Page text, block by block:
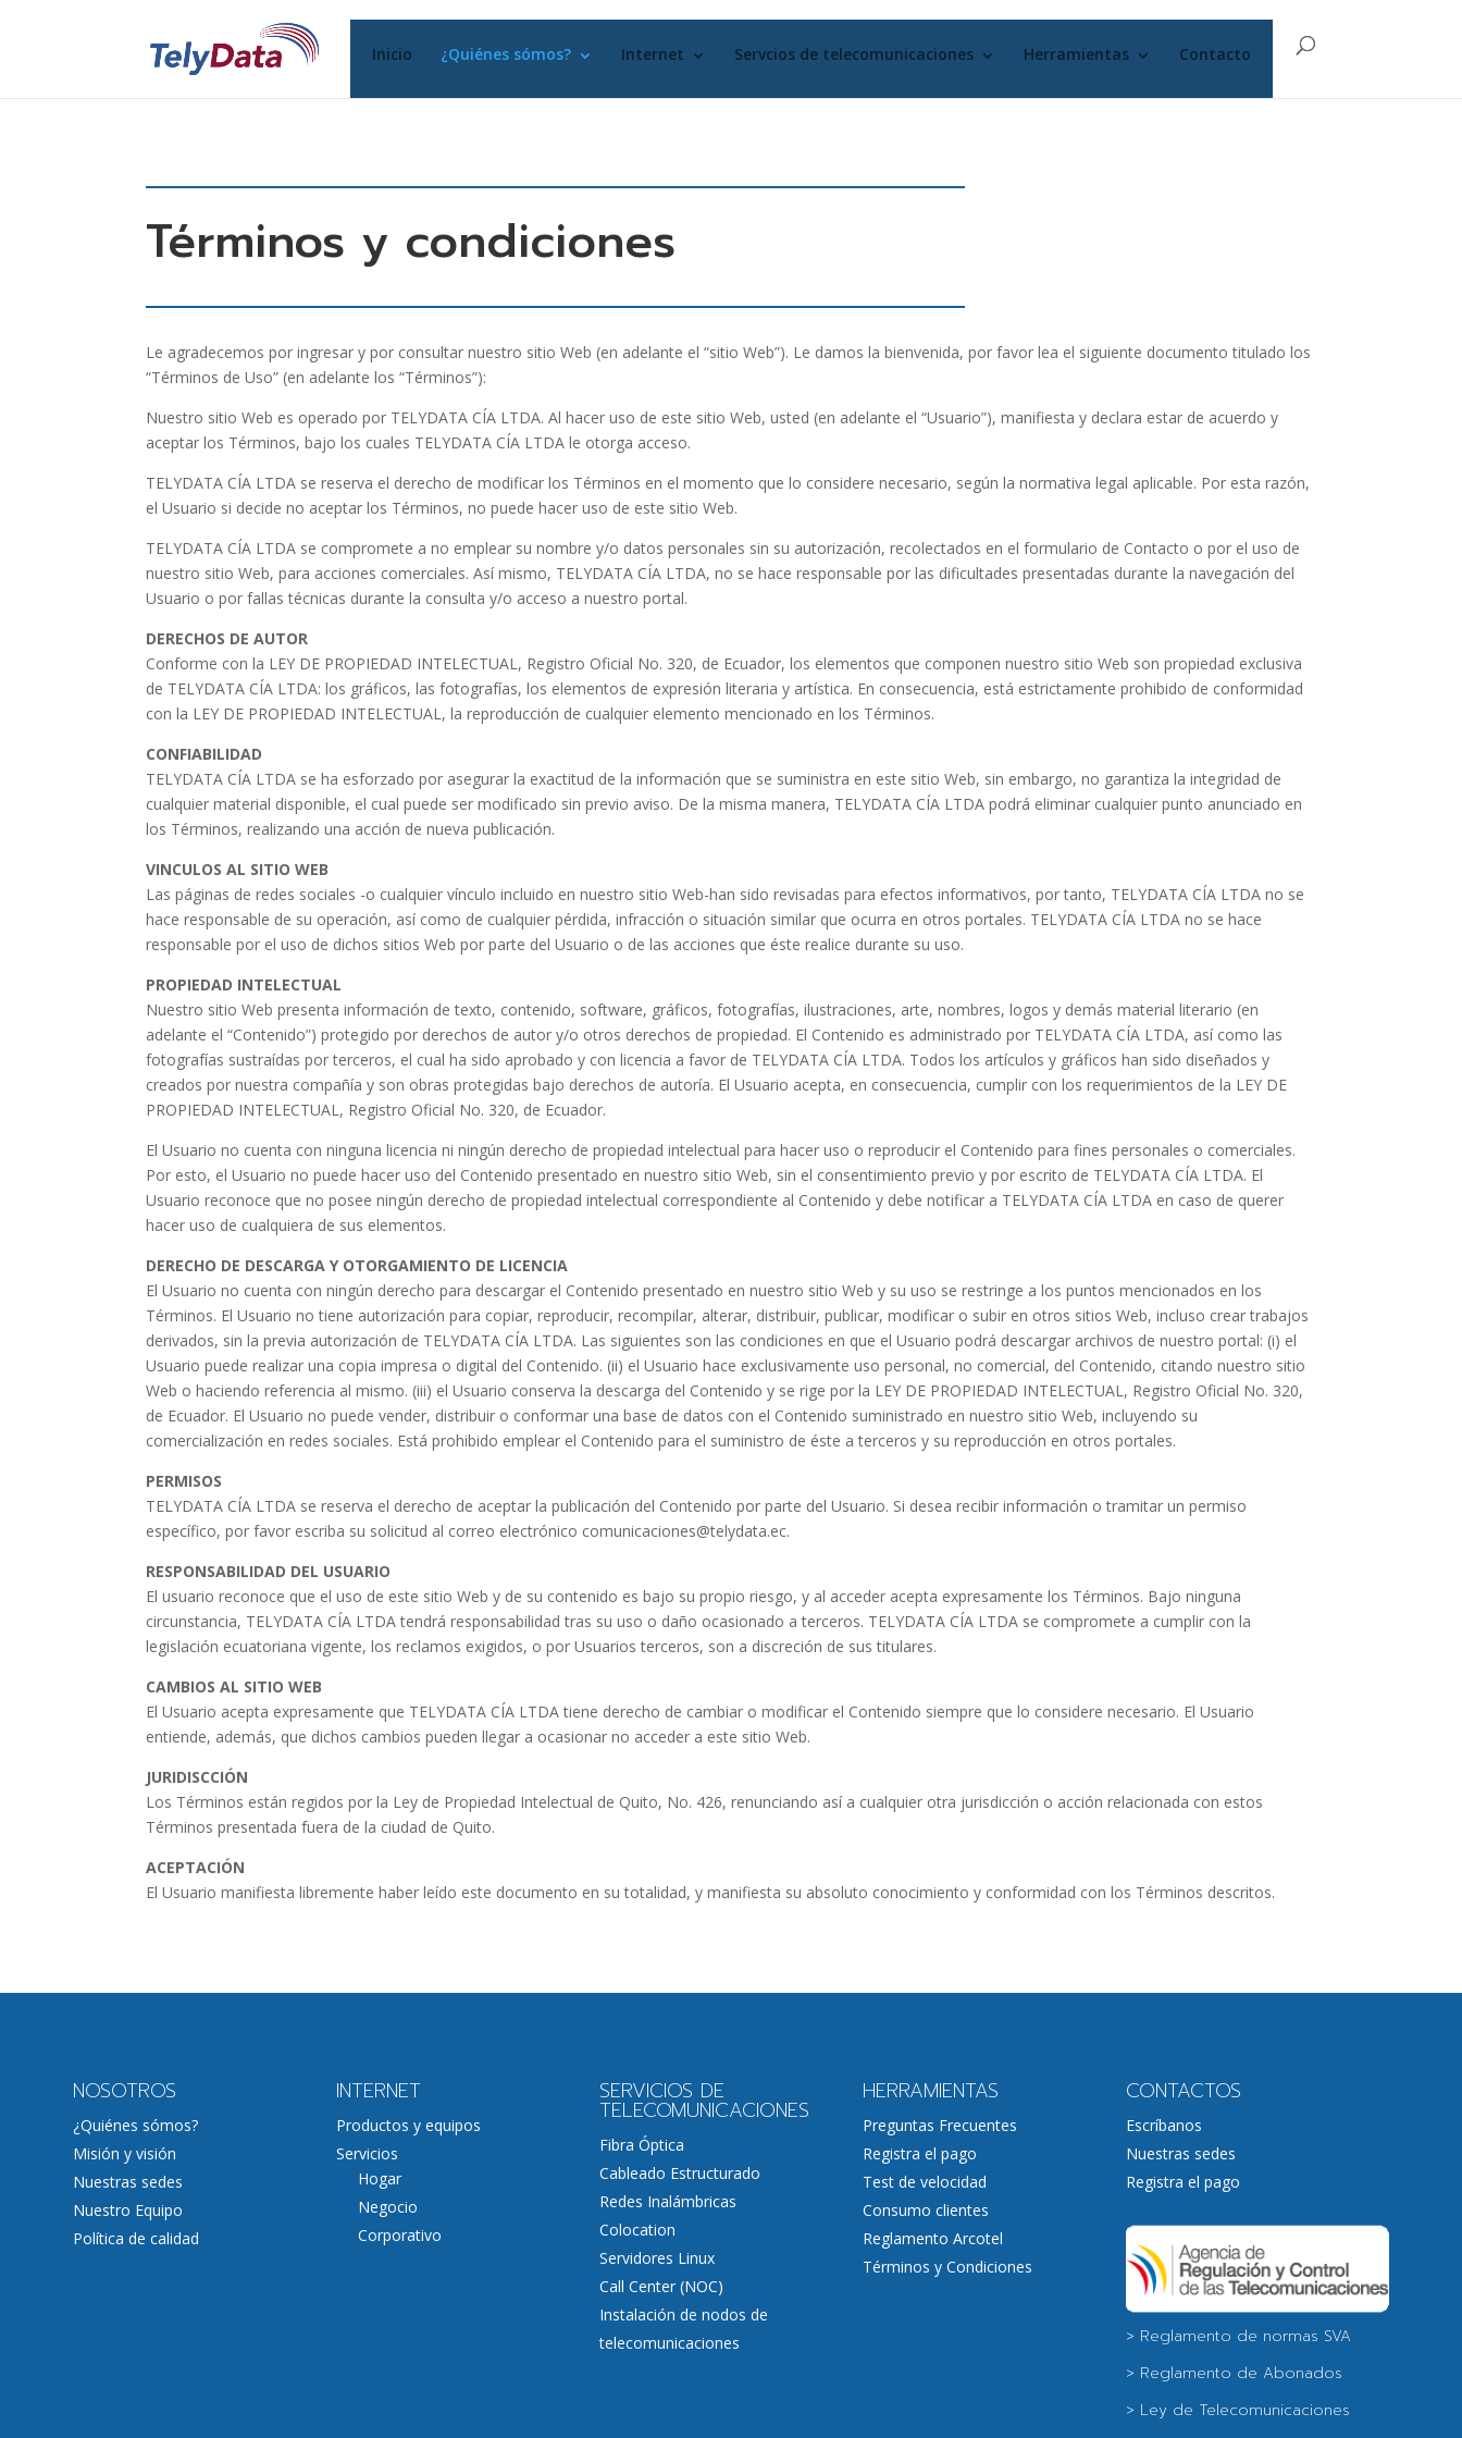
Inicio ¿Quiénes sómos? Internet Servcios de telecomunicaciones Herramientas Contacto
Términos y condiciones
Le agradecemos por ingresar y por consultar nuestro sitio Web (en adelante el “sitio Web”). Le damos la bienvenida, por favor lea el siguiente documento titulado los
“Términos de Uso” (en adelante los “Términos”):
Nuestro sitio Web es operado por TELYDATA CÍA LTDA. Al hacer uso de este sitio Web, usted (en adelante el “Usuario”), manifiesta y declara estar de acuerdo y
aceptar los Términos, bajo los cuales TELYDATA CÍA LTDA le otorga acceso.
TELYDATA CÍA LTDA se reserva el derecho de modificar los Términos en el momento que lo considere necesario, según la normativa legal aplicable. Por esta razón,
el Usuario si decide no aceptar los Términos, no puede hacer uso de este sitio Web.
TELYDATA CÍA LTDA se compromete a no emplear su nombre y/o datos personales sin su autorización, recolectados en el formulario de Contacto o por el uso de
nuestro sitio Web, para acciones comerciales. Así mismo, TELYDATA CÍA LTDA, no se hace responsable por las dificultades presentadas durante la navegación del
Usuario o por fallas técnicas durante la consulta y/o acceso a nuestro portal.
DERECHOS DE AUTOR
Conforme con la LEY DE PROPIEDAD INTELECTUAL, Registro Oficial No. 320, de Ecuador, los elementos que componen nuestro sitio Web son propiedad exclusiva
de TELYDATA CÍA LTDA: los gráficos, las fotografías, los elementos de expresión literaria y artística. En consecuencia, está estrictamente prohibido de conformidad
con la LEY DE PROPIEDAD INTELECTUAL, la reproducción de cualquier elemento mencionado en los Términos.
CONFIABILIDAD
TELYDATA CÍA LTDA se ha esforzado por asegurar la exactitud de la información que se suministra en este sitio Web, sin embargo, no garantiza la integridad de
cualquier material disponible, el cual puede ser modificado sin previo aviso. De la misma manera, TELYDATA CÍA LTDA podrá eliminar cualquier punto anunciado en
los Términos, realizando una acción de nueva publicación.
VINCULOS AL SITIO WEB
Las páginas de redes sociales -o cualquier vínculo incluido en nuestro sitio Web-han sido revisadas para efectos informativos, por tanto, TELYDATA CÍA LTDA no se
hace responsable de su operación, así como de cualquier pérdida, infracción o situación similar que ocurra en otros portales. TELYDATA CÍA LTDA no se hace
responsable por el uso de dichos sitios Web por parte del Usuario o de las acciones que éste realice durante su uso.
PROPIEDAD INTELECTUAL
Nuestro sitio Web presenta información de texto, contenido, software, gráficos, fotografías, ilustraciones, arte, nombres, logos y demás material literario (en
adelante el “Contenido”) protegido por derechos de autor y/o otros derechos de propiedad. El Contenido es administrado por TELYDATA CÍA LTDA, así como las
fotografías sustraídas por terceros, el cual ha sido aprobado y con licencia a favor de TELYDATA CÍA LTDA. Todos los artículos y gráficos han sido diseñados y
creados por nuestra compañía y son obras protegidas bajo derechos de autoría. El Usuario acepta, en consecuencia, cumplir con los requerimientos de la LEY DE
PROPIEDAD INTELECTUAL, Registro Oficial No. 320, de Ecuador.
El Usuario no cuenta con ninguna licencia ni ningún derecho de propiedad intelectual para hacer uso o reproducir el Contenido para fines personales o comerciales.
Por esto, el Usuario no puede hacer uso del Contenido presentado en nuestro sitio Web, sin el consentimiento previo y por escrito de TELYDATA CÍA LTDA. El
Usuario reconoce que no posee ningún derecho de propiedad intelectual correspondiente al Contenido y debe notificar a TELYDATA CÍA LTDA en caso de querer
hacer uso de cualquiera de sus elementos.
DERECHO DE DESCARGA Y OTORGAMIENTO DE LICENCIA
El Usuario no cuenta con ningún derecho para descargar el Contenido presentado en nuestro sitio Web y su uso se restringe a los puntos mencionados en los
Términos. El Usuario no tiene autorización para copiar, reproducir, recompilar, alterar, distribuir, publicar, modificar o subir en otros sitios Web, incluso crear trabajos
derivados, sin la previa autorización de TELYDATA CÍA LTDA. Las siguientes son las condiciones en que el Usuario podrá descargar archivos de nuestro portal: (i) el
Usuario puede realizar una copia impresa o digital del Contenido. (ii) el Usuario hace exclusivamente uso personal, no comercial, del Contenido, citando nuestro sitio
Web o haciendo referencia al mismo. (iii) el Usuario conserva la descarga del Contenido y se rige por la LEY DE PROPIEDAD INTELECTUAL, Registro Oficial No. 320,
de Ecuador. El Usuario no puede vender, distribuir o conformar una base de datos con el Contenido suministrado en nuestro sitio Web, incluyendo su
comercialización en redes sociales. Está prohibido emplear el Contenido para el suministro de éste a terceros y su reproducción en otros portales.
PERMISOS
TELYDATA CÍA LTDA se reserva el derecho de aceptar la publicación del Contenido por parte del Usuario. Si desea recibir información o tramitar un permiso
específico, por favor escriba su solicitud al correo electrónico comunicaciones@telydata.ec.
RESPONSABILIDAD DEL USUARIO
El usuario reconoce que el uso de este sitio Web y de su contenido es bajo su propio riesgo, y al acceder acepta expresamente los Términos. Bajo ninguna
circunstancia, TELYDATA CÍA LTDA tendrá responsabilidad tras su uso o daño ocasionado a terceros. TELYDATA CÍA LTDA se compromete a cumplir con la
legislación ecuatoriana vigente, los reclamos exigidos, o por Usuarios terceros, son a discreción de sus titulares.
CAMBIOS AL SITIO WEB
El Usuario acepta expresamente que TELYDATA CÍA LTDA tiene derecho de cambiar o modificar el Contenido siempre que lo considere necesario. El Usuario
entiende, además, que dichos cambios pueden llegar a ocasionar no acceder a este sitio Web.
JURIDISCCIÓN
Los Términos están regidos por la Ley de Propiedad Intelectual de Quito, No. 426, renunciando así a cualquier otra jurisdicción o acción relacionada con estos
Términos presentada fuera de la ciudad de Quito.
ACEPTACIÓN
El Usuario manifiesta libremente haber leído este documento en su totalidad, y manifiesta su absoluto conocimiento y conformidad con los Términos descritos.
NOSOTROS
¿Quiénes sómos?
Misión y visión
Nuestras sedes
Nuestro Equipo
Política de calidad
INTERNET
Productos y equipos
Servicios
Hogar
Negocio
Corporativo
SERVICIOS DE
TELECOMUNICACIONES
Fibra Óptica
Cableado Estructurado
Redes Inalámbricas
Colocation
Servidores Linux
Call Center (NOC)
Instalación de nodos de
telecomunicaciones
HERRAMIENTAS
Preguntas Frecuentes
Registra el pago
Test de velocidad
Consumo clientes
Reglamento Arcotel
Términos y Condiciones
CONTACTOS
Escríbanos
Nuestras sedes
Registra el pago
> Reglamento de normas SVA
> Reglamento de Abonados
> Ley de Telecomunicaciones